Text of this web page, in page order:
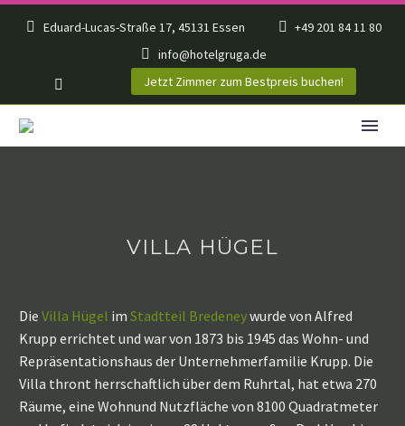
Eduard-Lucas-Straße 17, 45131 Essen
+49 201 84 11 80
info@hotelgruga.de
Jetzt Zimmer zum Bestpreis buchen!
VILLA HÜGEL
Die Villa Hügel im Stadtteil Bredeneywurde von Alfred
Krupp errichtet und war von 1873 bis 1945 das Wohn- und
Repräsentationshaus der Unternehmerfamilie Krupp. Die
Villa thront herrschaftlich über dem Ruhrtal, hat etwa 270
Räume, eine Wohnund Nutzfläche von 8100 Quadratmeter